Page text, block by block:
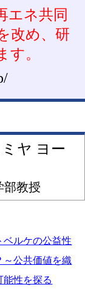
エネ共同
改め、研
す。
ヤ ヨー
部教授
ルケの公益性
～公共価値を織
能性を探る